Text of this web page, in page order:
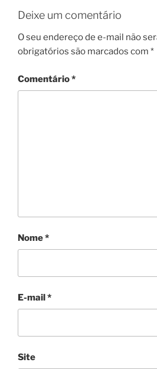
Deixe um comentário
O seu endereço de e-mail não
obrigatórios são marcados com *
Comentário*
Nome*
E-mail*
Site